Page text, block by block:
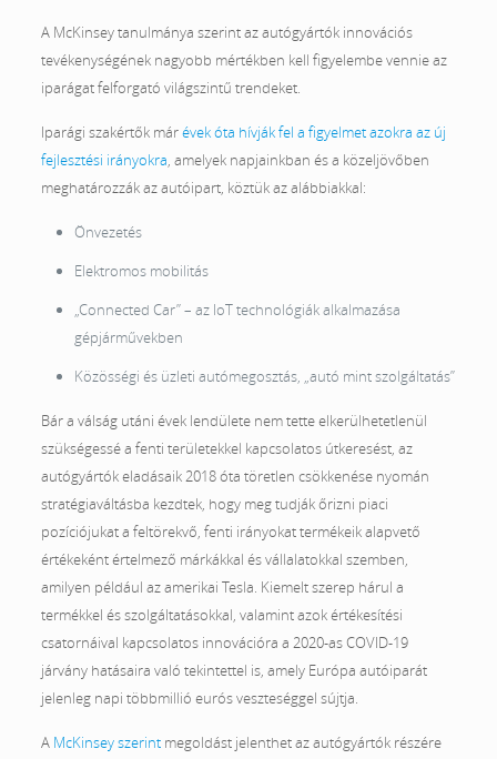
A McKinsey tanulmánya szerint az autógyártók innovációs
tevékenységének nagyobb mértékben kell figyelembe vennie az
iparágat felforgató világszintű trendeket.
Iparági szakértők márévek óta hívják fel a figyelmet azokra az új
fejlesztési irányokra, amelyek napjainkban és a közeljövőben
meghatározzák az autóipart, köztük az alábbiakkal:
Önvezetés
Elektromos mobilitás
„Connected Car” – az IoT technológiák alkalmazása
gépjárművekben
Közösségi és üzleti autómegosztás, „autó mint szolgáltatás”
Bár a válság utáni évek lendülete nem tette elkerülhetetlenül
szükségessé a fenti területekkel kapcsolatos útkeresést, az
autógyártók eladásaik 2018 óta töretlen csökkenése nyomán
stratégiaváltásba kezdtek, hogy meg tudják őrizni piaci
pozíciójukat a feltörekvő, fenti irányokat termékeik alapvető
értékeként értelmező márkákkal és vállalatokkal szemben,
amilyen például az amerikai Tesla. Kiemelt szerep hárul a
termékkel és szolgáltatásokkal, valamint azok értékesítési
csatornáival kapcsolatos innovációra a 2020-as COVID-19
járvány hatásaira való tekintettel is, amely Európa autóiparát
jelenleg napi többmillió eurós veszteséggel sújtja.
A McKinsey szerintmegoldást jelenthet az autógyártók részére